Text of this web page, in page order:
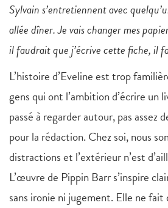
Sylvain s’entretiennent avec
allée dîner. Je vais changer mes
il faudrait que j’écrive cette fiche, il
L’histoire d’Eveline est trop
gens qui ont l’ambition d’écrire un
passé à regarder autour, pas assez
pour la rédaction. Chez soi, nous
distractions et l’extérieur n’est
L’œuvre de Pippin Barr s’inspire
sans ironie ni jugement. Elle ne